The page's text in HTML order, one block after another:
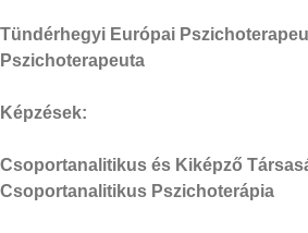
Tündérhegyi Európai
Pszichoterapeuta
Képzések:
Csoportanalitikus és Kiképző
Csoportanalitikus Pszichoterápia